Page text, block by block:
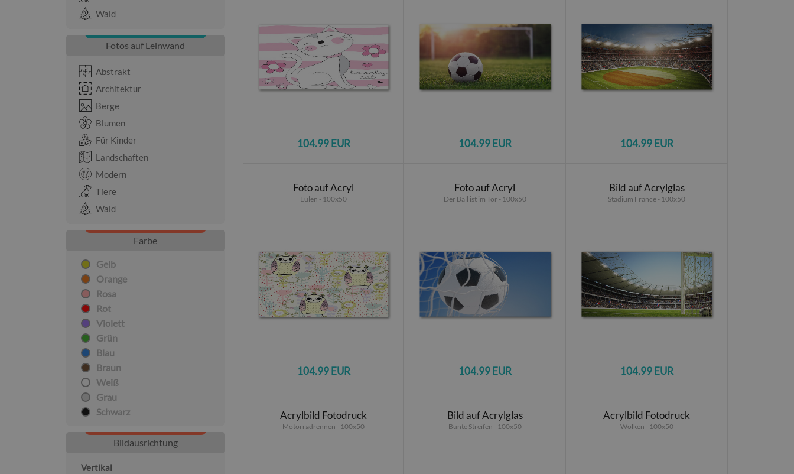
Wald
Fotos auf Leinwand
Abstrakt
Architektur
Berge
Blumen
Für Kinder
Landschaften
Modern
Tiere
Wald
Farbe
Gelb
Orange
Rosa
Rot
Violett
Grün
Blau
Braun
Weiß
Grau
Schwarz
Bildausrichtung
Vertikal
104.99 EUR 104.99 EUR 104.99 EUR
Foto auf Acryl
Eulen - 100x50
104.99 EUR
Foto auf Acryl
Der Ball ist im Tor - 100x50
104.99 EUR
Bild auf Acrylglas
Stadium France - 100x50
104.99 EUR
Acrylbild Fotodruck
Motorradrennen - 100x50
Bild auf Acrylglas
Bunte Streifen - 100x50
Acrylbild Fotodruck
Wolken - 100x50